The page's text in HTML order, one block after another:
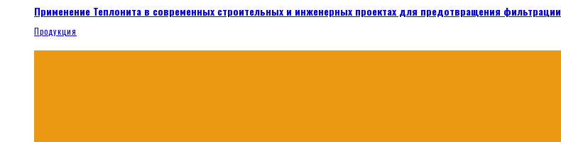
Применение Теплонита в современных строительных и инженерных проектах для предотвращения фильтрации
Продукция